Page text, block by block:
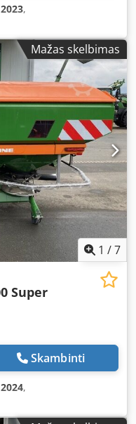
2023,
Mažas skelbimas
1 /7
Super
Skambinti
2024,